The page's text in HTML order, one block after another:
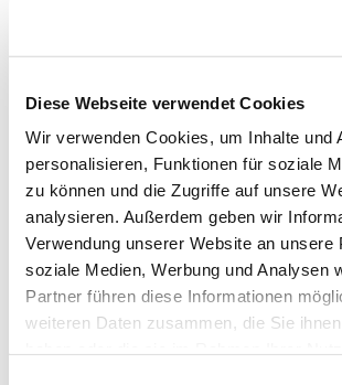
Diese Webseite verwendet Cookies
Wir verwenden Cookies, um Inhalte und
personalisieren, Funktionen für soziale
zu können und die Zugriffe auf unsere
analysieren. Außerdem geben wir
Verwendung unserer Website an unsere
soziale Medien, Werbung und Analysen
Partner führen diese Informationen
weiteren Daten zusammen, die Sie